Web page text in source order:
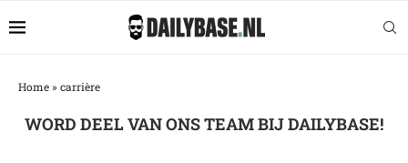
Home» carrière
WORD DEEL VAN ONS TEAM BIJ DAILYBASE!